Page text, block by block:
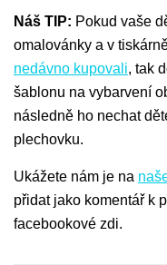
Náš TIP: Pokud vaše
omalovánky a v
nedávno kupovali, tak
šablonu na vybarvení
následně ho nechat
plechovku.
Ukážete nám je na
přidat jako komentář k
facebookové zdi.